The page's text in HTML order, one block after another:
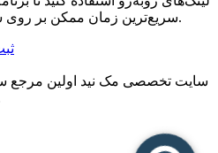
سریع‌ترین زمان ممکن بر روی سیستم شما نصب و کرک شود.
سایت تخصصی مک نید اولین مرجع